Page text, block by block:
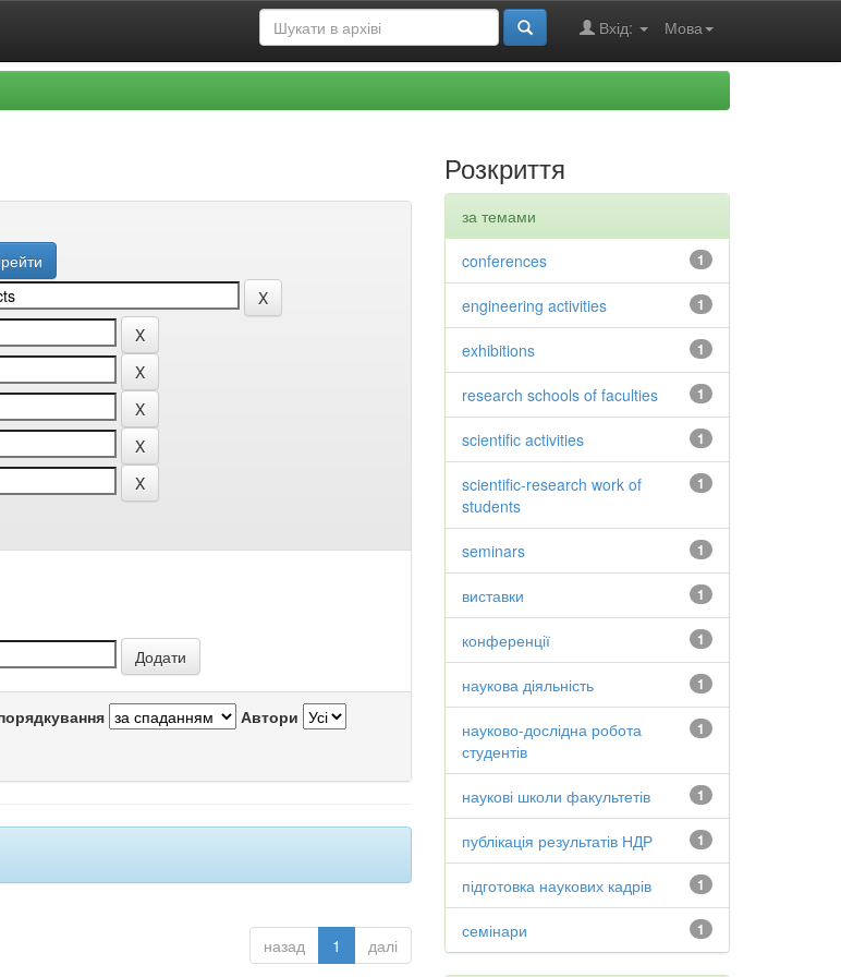
Мова
Вхід:
Автори
назад 1 далі
Розкриття
за темами
1
conferences
1
engineering activities
1
exhibitions
1
research schools of faculties
1
scientific activities
1
scientific-research work of
students
1
seminars
1
виставки
1
конференції
1
наукова діяльність
1
науково-дослідна робота
студентів
1
наукові школи факультетів
1
публікація результатів НДР
1
підготовка наукових кадрів
1
семінари